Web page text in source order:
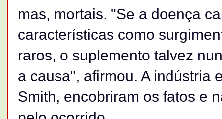
mas, mortais. "Se a doença
características como
raros, o suplemento talvez
a causa", afirmou. A indústria
Smith, encobriram os fatos e